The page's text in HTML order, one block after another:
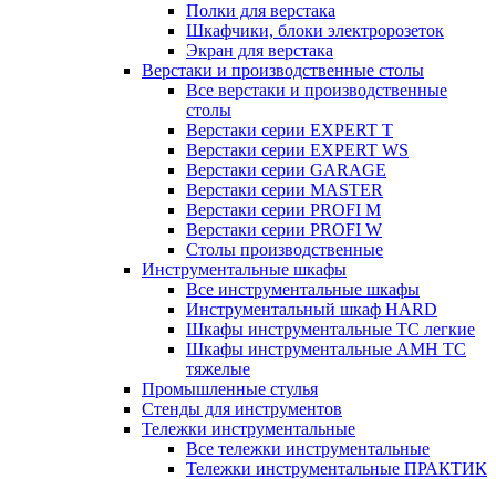
Полки для верстака
Шкафчики, блоки электророзеток
Экран для верстака
Верстаки и производственные столы
Все верстаки и производственные
столы
Верстаки серии EXPERT T
Верстаки серии EXPERT WS
Верстаки серии GARAGE
Верстаки серии MASTER
Верстаки серии PROFI M
Верстаки серии PROFI W
Столы производственные
Инструментальные шкафы
Все инструментальные шкафы
Инструментальный шкаф HARD
Шкафы инструментальные ТС легкие
Шкафы инструментальные AMH TC
тяжелые
Промышленные стулья
Стенды для инструментов
Тележки инструментальные
Все тележки инструментальные
Тележки инструментальные ПРАКТИК